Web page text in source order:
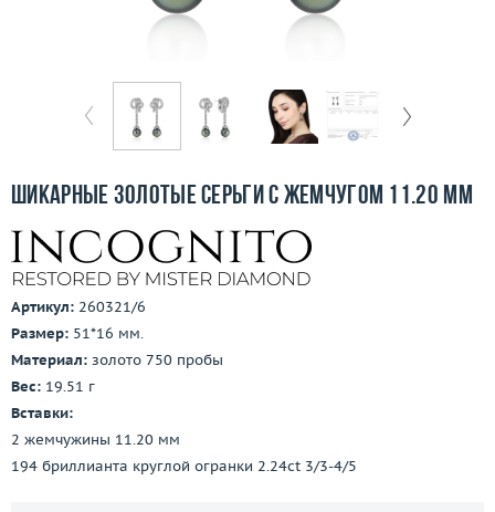
Бесплатная доставка
О компании
3D-тур по шоуруму
Шикарные золотые серьги с жемчугом 11.20 мм
Артикул: 260321/6
Размер: 51*16 мм.
Материал: золото 750 пробы
Вес: 19.51 г
Вставки:
2 жемчужины 11.20 мм
194 бриллианта круглой огранки 2.24ct 3/3-4/5